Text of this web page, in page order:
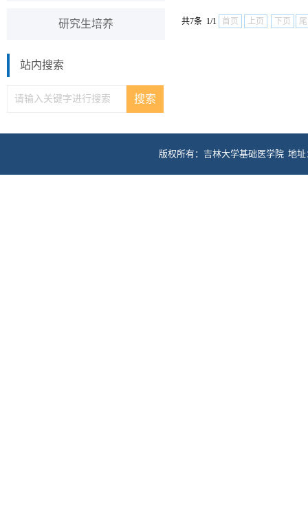
研究生培养
站内搜索
共7条 1/1 首页 上页 下页
版权所有：吉林大学基础医学院 地